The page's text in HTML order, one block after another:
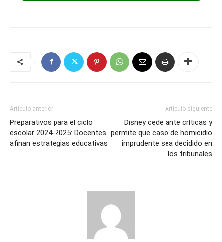
Artículo anterior
Preparativos para el ciclo
escolar 2024-2025: Docentes
afinan estrategias educativas
Artículo siguiente
Disney cede ante críticas y
permite que caso de homicidio
imprudente sea decidido en
los tribunales